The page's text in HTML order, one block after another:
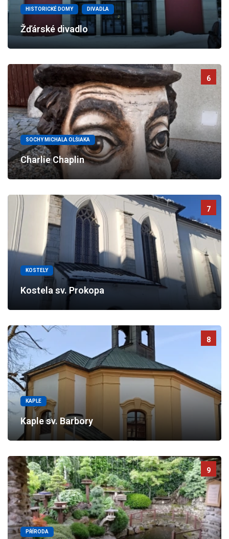
HISTORICKÉ DOMY DIVADLA
Žďárské divadlo
6
SOCHY MICHALA OLŠIAKA
Charlie Chaplin
7
KOSTELY
Kostela sv. Prokopa
8
KAPLE
Kaple sv. Barbory
9
PŘÍRODA